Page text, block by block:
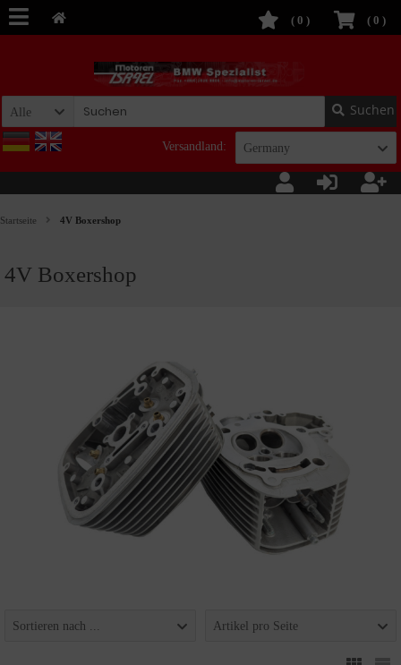
( 0 )
( 0 )
Alle Suchen
Versandland: Germany
Startseite 4V Boxershop
4V Boxershop
Sortieren nach ... Artikel pro Seite